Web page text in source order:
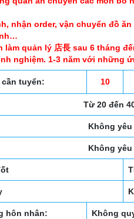
nhận order, vận chuyển đồ
làm quản lý 店長 sau 6 tháng
nghiệm. 1-3 năm với những
tuyển: 10
Từ 20 đến
Không yêu
Không yêu
hôn nhân: Không